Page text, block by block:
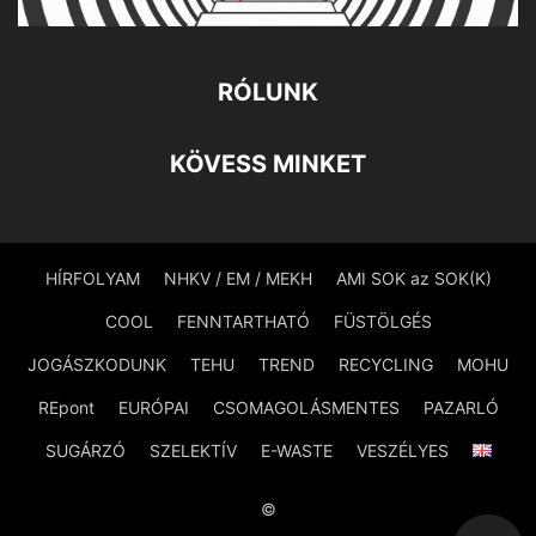
RÓLUNK
KÖVESS MINKET
HÍRFOLYAM NHKV / EM / MEKH AMI SOK az SOK(K)
COOL FENNTARTHATÓ FÜSTÖLGÉS
JOGÁSZKODUNK TEHU TREND RECYCLING MOHU
REpont EURÓPAI CSOMAGOLÁSMENTES PAZARLÓ
SUGÁRZÓ SZELEKTÍV E-WASTE VESZÉLYES
©